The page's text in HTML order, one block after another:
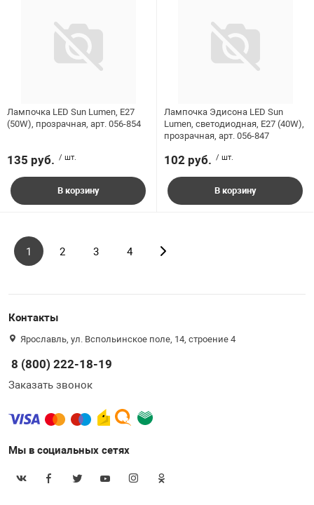
Лампочка LED Sun Lumen, E27
(50W), прозрачная, арт. 056-854
135 руб. / шт.
В корзину
Лампочка Эдисона LED Sun
Lumen, светодиодная, E27 (40W),
прозрачная, арт. 056-847
102 руб. / шт.
В корзину
1 2 3 4
Контакты
Ярославль, ул. Вспольинское поле, 14, строение 4
8 (800) 222-18-19
Заказать звонок
Мы в социальных сетях